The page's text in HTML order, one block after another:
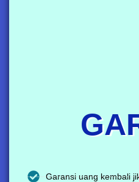
Garansi uang kembali